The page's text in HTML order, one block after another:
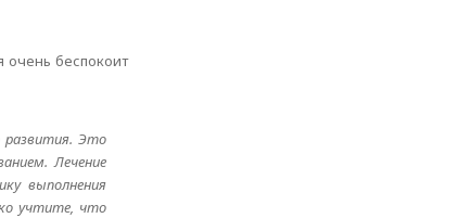
очень беспокоит
развития. Это
Лечение
выполнения
учтите, что